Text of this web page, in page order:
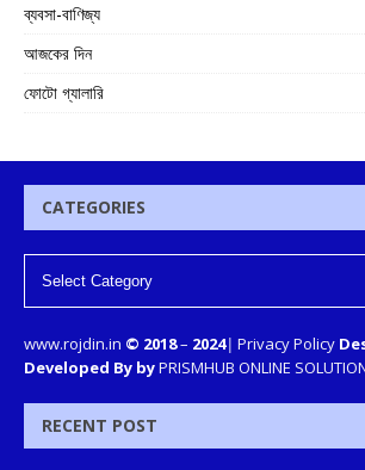
ব্যবসা-বাণিজ্য
আজকের দিন
ফোটো গ্যালারি
CATEGORIES
www.rojdin.in © 2018– 2024| Privacy Policy
Developed By byPRISMHUB ONLINE
RECENT POST